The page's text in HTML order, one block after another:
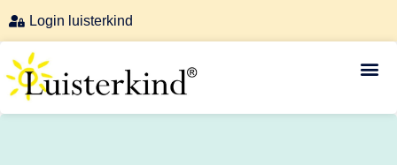
Login luisterkind